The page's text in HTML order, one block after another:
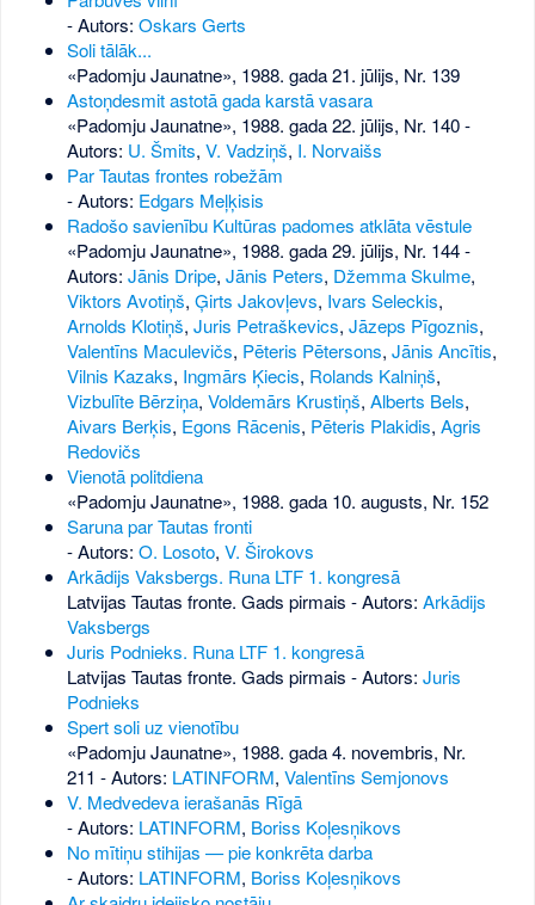
- Autors: Oskars Gerts
Soli tālāk...
«Padomju Jaunatne», 1988. gada 21. jūlijs, Nr. 139
Astoņdesmit astotā gada karstā vasara
«Padomju Jaunatne», 1988. gada 22. jūlijs, Nr. 140-
Autors: U. Šmits, V. Vadziņš, I. Norvaišs
Par Tautas frontes robežām
- Autors: Edgars Meļķisis
Radošo savienību Kultūras padomes atklāta vēstule
«Padomju Jaunatne», 1988. gada 29. jūlijs, Nr. 144-
Autors: Jānis Dripe, Jānis Peters, Džemma Skulme,
Viktors Avotiņš, Ģirts Jakovļevs, Ivars Seleckis,
Arnolds Klotiņš, Juris Petraškevics, Jāzeps Pīgoznis,
Valentīns Maculevičs, Pēteris Pētersons, Jānis Ancītis,
Vilnis Kazaks, Ingmārs Ķiecis, Rolands Kalniņš,
Vizbulīte Bērziņa, Voldemārs Krustiņš, Alberts Bels,
Aivars Berķis, Egons Rācenis, Pēteris Plakidis, Agris
Redovičs
Vienotā politdiena
«Padomju Jaunatne», 1988. gada 10. augusts, Nr. 152
Saruna par Tautas fronti
- Autors: O. Losoto, V. Širokovs
Arkādijs Vaksbergs. Runa LTF 1. kongresā
Latvijas Tautas fronte. Gads pirmais - Autors: Arkādijs
Vaksbergs
Juris Podnieks. Runa LTF 1. kongresā
Latvijas Tautas fronte. Gads pirmais - Autors: Juris
Podnieks
Spert soli uz vienotību
«Padomju Jaunatne», 1988. gada 4. novembris, Nr.
211 - Autors: LATINFORM, Valentīns Semjonovs
V. Medvedeva ierašanās Rīgā
- Autors: LATINFORM, Boriss Koļesņikovs
No mītiņu stihijas — pie konkrēta darba
- Autors: LATINFORM, Boriss Koļesņikovs